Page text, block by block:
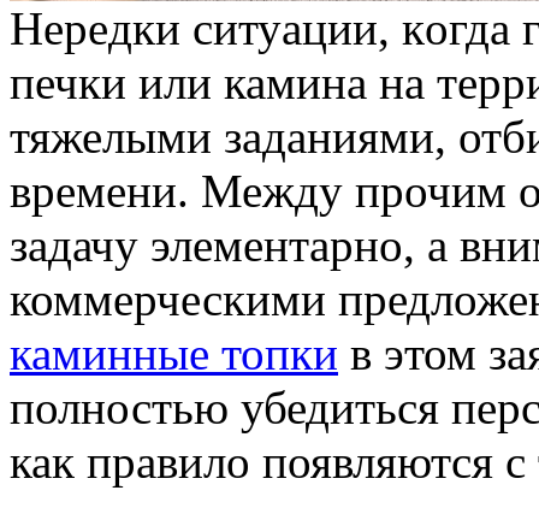
Нeрeдки ситуaции,
печки или камина на
тяжелыми заданиями,
времени. Между прочим
задачу элементарно, а
коммерческими
каминные топки в этом
полностью убедиться
как правило появляются